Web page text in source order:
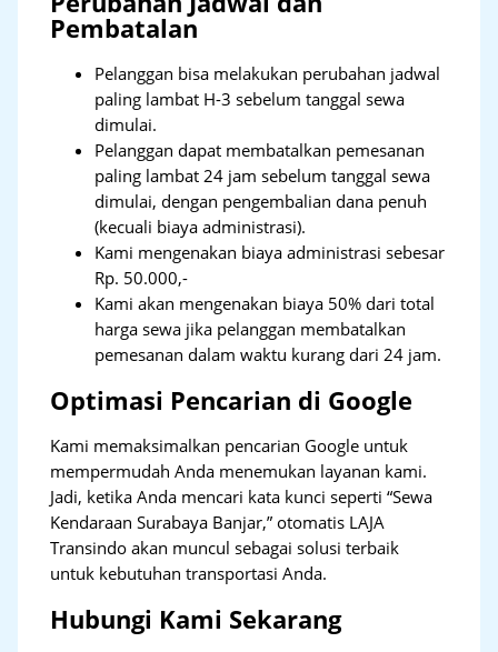
Pembatalan
Pelanggan bisa melakukan perubahan jadwal
paling lambat H-3 sebelum tanggal sewa
dimulai.
Pelanggan dapat membatalkan pemesanan
paling lambat 24 jam sebelum tanggal sewa
dimulai, dengan pengembalian dana penuh
(kecuali biaya administrasi).
Kami mengenakan biaya administrasi sebesar
Rp. 50.000,-
Kami akan mengenakan biaya 50% dari total
harga sewa jika pelanggan membatalkan
pemesanan dalam waktu kurang dari 24 jam.
Optimasi Pencarian di Google
Kami memaksimalkan pencarian Google untuk
mempermudah Anda menemukan layanan kami.
Jadi, ketika Anda mencari kata kunci seperti “Sewa
Kendaraan Surabaya Banjar,” otomatis LAJA
Transindo akan muncul sebagai solusi terbaik
untuk kebutuhan transportasi Anda.
Hubungi Kami Sekarang